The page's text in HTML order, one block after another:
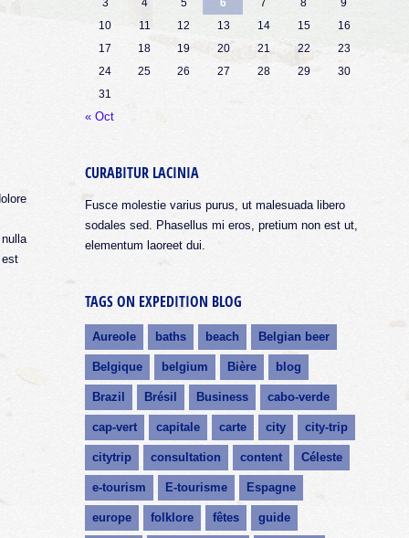
est
3
4 5 6 7 8
9
10
11 12 13 14 15
16
17
18 19 20 21 22
23
24
25 26 27 28 29
30
31
« Oct
CURABITUR LACINIA
Fusce molestie varius purus, ut malesuada libero
sodales sed. Phasellus mi eros, pretium non est ut,
elementum laoreet dui.
TAGS ON EXPEDITION BLOG
Aureole baths beach Belgian beer
Belgique belgium Bière blog
Brazil Brésil Business cabo-verde
cap-vert capitale carte city city-trip
citytrip consultation content Céleste
e-tourism E-tourisme Espagne
europe folklore fêtes guide